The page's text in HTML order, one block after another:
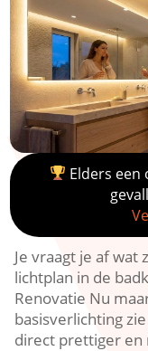
Elders een
Je vraagt je af wat
lichtplan in de
Renovatie Nu
basisverlichting
direct prettiger en